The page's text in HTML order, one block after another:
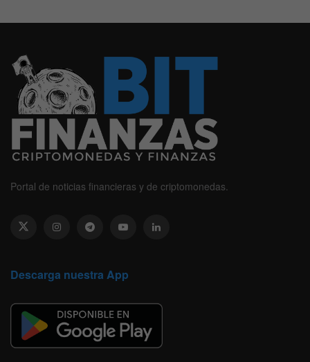
Portal de noticias financieras y de criptomonedas.
Descarga nuestra App